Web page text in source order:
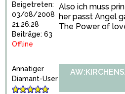
Beigetreten:
03/08/2008
21:26:28
Beiträge: 63
Offline
Also ich muss
her passt Angel
The Power of
Annatiger
Diamant-User